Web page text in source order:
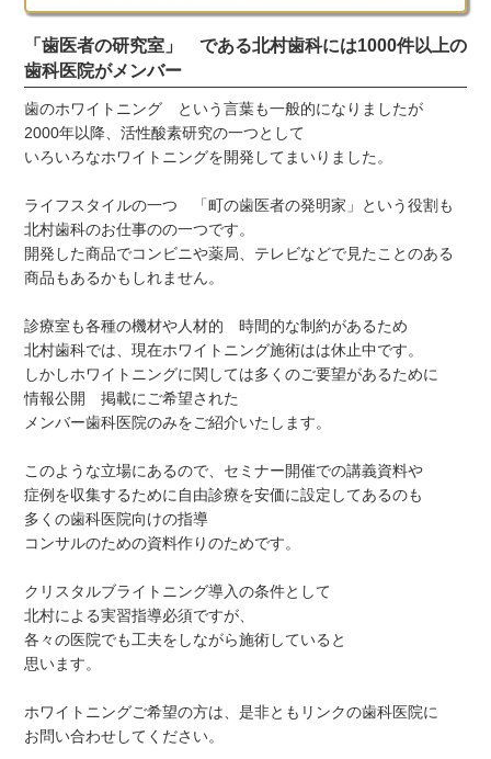
「歯医者の研究室」 である北村歯科には1000件以上の
歯科医院がメンバー
歯のホワイトニング という言葉も一般的になりましたが
2000年以降、活性酸素研究の一つとして
いろいろなホワイトニングを開発してまいりました。
ライフスタイルの一つ 「町の歯医者の発明家」という役割も
北村歯科のお仕事のの一つです。
開発した商品でコンビニや薬局、テレビなどで見たことのある
商品もあるかもしれません。
診療室も各種の機材や人材的 時間的な制約があるため
北村歯科では、現在ホワイトニング施術はは休止中です。
しかしホワイトニングに関しては多くのご要望があるために
情報公開 掲載にご希望された
メンバー歯科医院のみをご紹介いたします。
このような立場にあるので、セミナー開催での講義資料や
症例を収集するために自由診療を安価に設定してあるのも
多くの歯科医院向けの指導
コンサルのための資料作りのためです。
クリスタルブライトニング導入の条件として
北村による実習指導必須ですが、
各々の医院でも工夫をしながら施術していると
思います。
ホワイトニングご希望の方は、是非ともリンクの歯科医院に
お問い合わせしてください。